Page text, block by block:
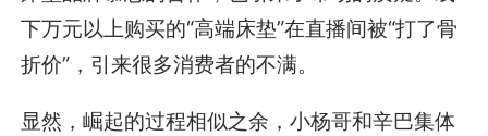
下万元以上购买的“高端床垫”在直播间被“打了骨
折价”，引来很多消费者的不满。
显然，崛起的过程相似之余，小杨哥和辛巴集体